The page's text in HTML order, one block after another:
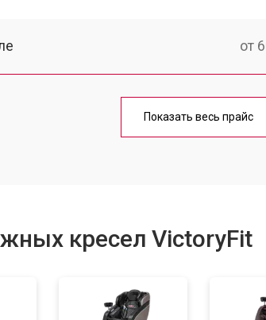
от
от
Показать весь прайс
кресел VictoryFit